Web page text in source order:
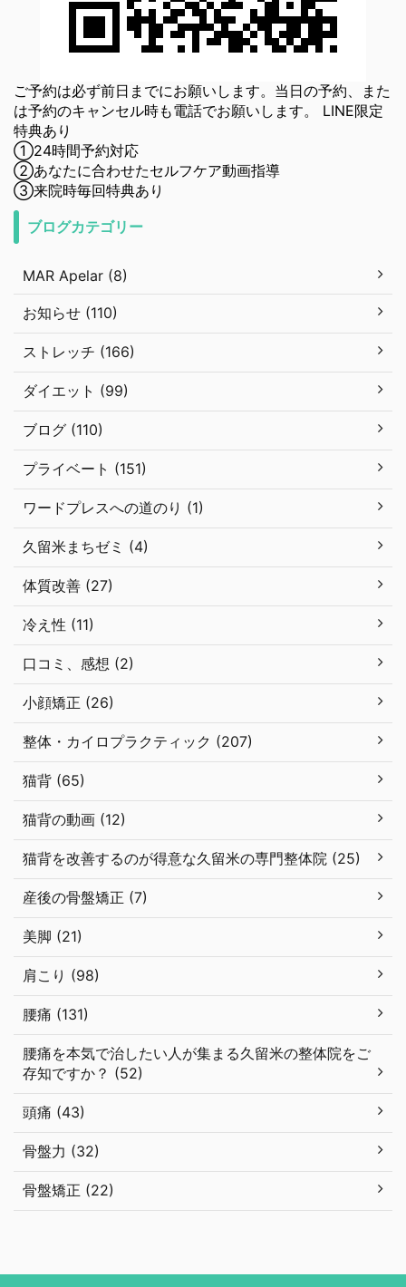
ご予約は必ず前日までにお願いします。当日の予約、また
は予約のキャンセル時も電話でお願いします。 LINE限定
特典あり
①24時間予約対応
②あなたに合わせたセルフケア動画指導
③来院時毎回特典あり
ブログカテゴリー
MAR Apelar (8)
お知らせ (110)
ストレッチ (166)
ダイエット (99)
ブログ (110)
プライベート (151)
ワードプレスへの道のり (1)
久留米まちゼミ (4)
体質改善 (27)
冷え性 (11)
口コミ、感想 (2)
小顔矯正 (26)
整体・カイロプラクティック (207)
猫背 (65)
猫背の動画 (12)
猫背を改善するのが得意な久留米の専門整体院 (25)
産後の骨盤矯正 (7)
美脚 (21)
肩こり (98)
腰痛 (131)
腰痛を本気で治したい人が集まる久留米の整体院をご
存知ですか？ (52)
頭痛 (43)
骨盤力 (32)
骨盤矯正 (22)